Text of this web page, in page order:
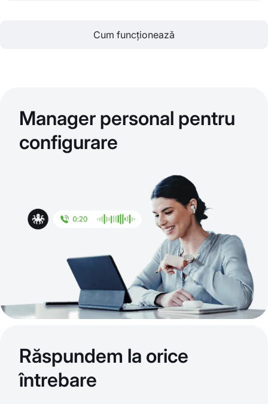
Cum funcționează
Manager personal pentru
configurare
Răspundem la orice
întrebare